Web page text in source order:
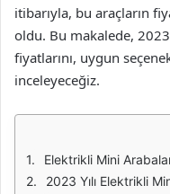
itibarıyla, bu araçların
oldu. Bu makalede,
fiyatlarını, uygun
inceleyeceğiz.
Elektrikli Mini
2023 Yılı Elektrikli